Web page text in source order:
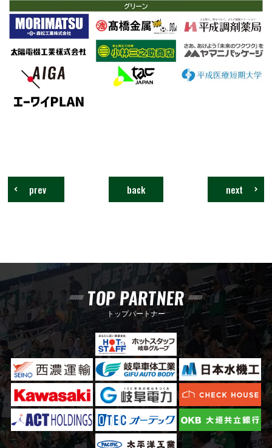
next
back
prev
TOP PARTNER
トップパートナー